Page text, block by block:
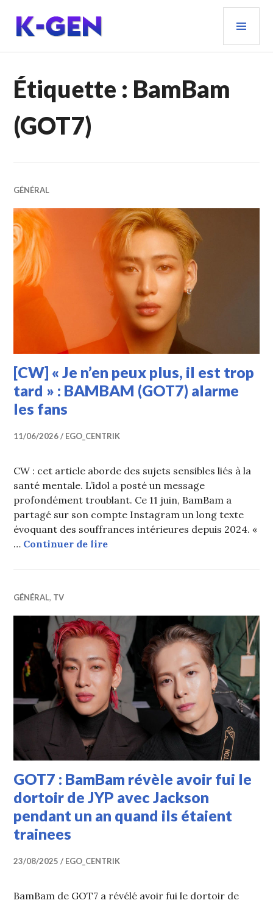
contenu
principal
K-GEN
Étiquette : BamBam
(GOT7)
GÉNÉRAL
[CW] « Je n’en peux plus, il est trop
tard » : BAMBAM (GOT7) alarme
les fans
11/06/2026 EGO_CENTRIK
CW : cet article aborde des sujets sensibles liés à la
santé mentale. L’idol a posté un message
profondément troublant. Ce 11 juin, BamBam a
partagé sur son compte Instagram un long texte
évoquant des souffrances intérieures depuis 2024. «
… Continuer de lire[CW] « Je n’en peux plus, il est
GÉNÉRAL, TV
GOT7 : BamBam révèle avoir fui le
dortoir de JYP avec Jackson
pendant un an quand ils étaient
trainees
23/08/2025 EGO_CENTRIK
BamBam de GOT7 a révélé avoir fui le dortoir de